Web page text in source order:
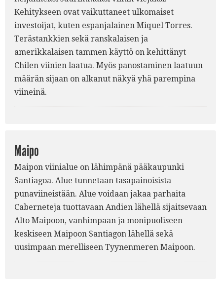
Kehitykseen ovat vaikuttaneet ulkomaiset
investoijat, kuten espanjalainen Miquel Torres.
Terästankkien sekä ranskalaisen ja
amerikkalaisen tammen käyttö on kehittänyt
Chilen viinien laatua. Myös panostaminen laatuun
määrän sijaan on alkanut näkyä yhä parempina
viineinä.
Maipo
Maipon viinialue on lähimpänä pääkaupunki
Santiagoa. Alue tunnetaan tasapainoisista
punaviineistään. Alue voidaan jakaa parhaita
Caberneteja tuottavaan Andien lähellä sijaitsevaan
Alto Maipoon, vanhimpaan ja monipuoliseen
keskiseen Maipoon Santiagon lähellä sekä
uusimpaan merelliseen Tyynenmeren Maipoon.